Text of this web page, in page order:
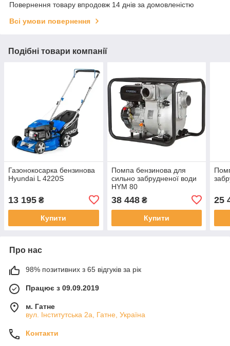
Повернення товару впродовж 14 днів за домовленістю
Всі умови повернення
Подібні товари компанії
Газонокосарка бензинова
Hyundai L 4220S
13 195 ₴
Купити
Помпа бензинова для
сильно забрудненої води
HYM 80
38 448₴
Купити
25
Про нас
98% позитивних з 65 відгуків за рік
Працює з 09.09.2019
м. Гатне
вул. Інститутська 2а, Гатне, Україна
Контакти